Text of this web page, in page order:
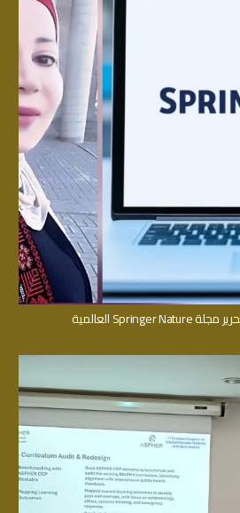
انضمام د. منى حميد إلى هيئة تحرير مجلة Springer Nature العالمية